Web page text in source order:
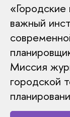
важный
Миссия
городской